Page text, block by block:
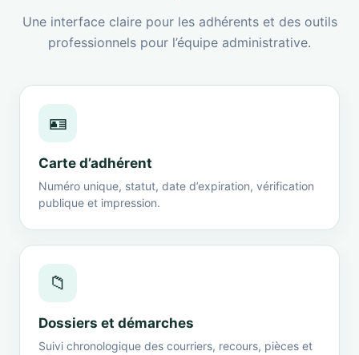
Une interface claire pour les adhérents et des outils
professionnels pour l’équipe administrative.
🪪
Carte d’adhérent
Numéro unique, statut, date d’expiration, vérification
publique et impression.
📁
Dossiers et démarches
Suivi chronologique des courriers, recours, pièces et